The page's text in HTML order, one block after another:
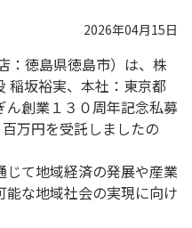
2026年04月15日
：徳島県徳島市）は、株
稲坂裕実、本社：東京都
創業１３０周年記念私募
万円を受託しましたの
て地域経済の発展や産業
な地域社会の実現に向け